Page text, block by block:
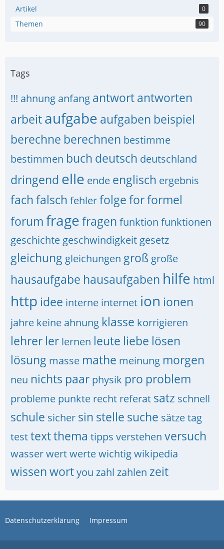
Artikel 0
Themen 90
Tags
!!! ahnung anfang antwortantworten
arbeitaufgabe aufgaben beispiel
berechne berechnen bestimme
bestimmen buch deutsch deutschland
dringend elle ende englisch ergebnis
fachfalsch fehlerfolgeforformel
forumfragefragen funktion funktionen
geschichte geschwindigkeit gesetz
gleichung gleichungen groß große
hausaufgabe hausaufgaben hilfe html
http idee interne internet ion ionen
jahre keine ahnung klasse korrigieren
lehrer ler lernen leute liebe lösen
lösung masse mathe meinung morgen
neu nichts paar physik pro problem
probleme punkte recht referat satz schnell
schule sicher sin stelle suche sätzetag
testtextthema tipps verstehen versuch
wasserwertwertewichtigwikipedia
wissenwortyou zahl zahlen zeit
Datenschutzerklärung Impressum